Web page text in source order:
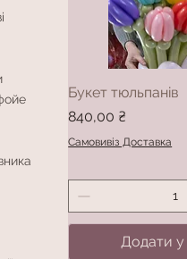
Букет тюльпанів
Ціна
840,00 ₴
Самовивіз Доставка
Додати